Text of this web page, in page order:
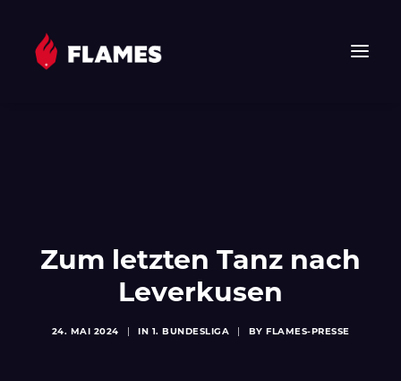
JUGEND
FAN-SHOP
Zum letzten Tanz nach
Leverkusen
24. MAI 2024 IN 1. BUNDESLIGA BY FLAMES-PRESSE